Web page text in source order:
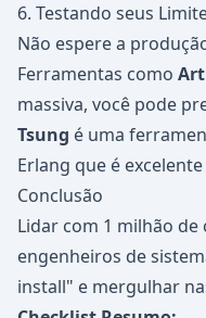
6. Testando seus
Não espere a
Ferramentas como
massiva, você pode
Tsung é uma
Erlang que é
Conclusão
Lidar com 1 milhão
engenheiros de
install" e mergulhar